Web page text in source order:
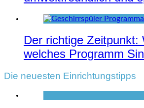
Der richtige Zeitpunkt:
welches Programm
Die neuesten Einrichtungstipps